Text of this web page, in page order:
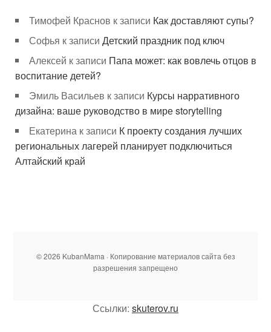
Тимофей Краснов к записи Как доставляют супы?
Софья к записиДетский праздник под ключ
Алексей к записи Папа может: как вовлечь отцов в
воспитание детей?
Эмиль Васильев к записи Курсы нарративного
дизайна: ваше руководство в мире storytelling
Екатерина к записи К проекту создания лучших
региональных лагерей планирует подключиться
Алтайский край
© 2026 KubanMama · Копирование материалов сайта без
разрешения запрещено
Ссылки: skuterov.ru